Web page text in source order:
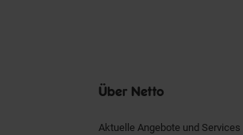
Über Netto
Aktuelle Angebote und Services